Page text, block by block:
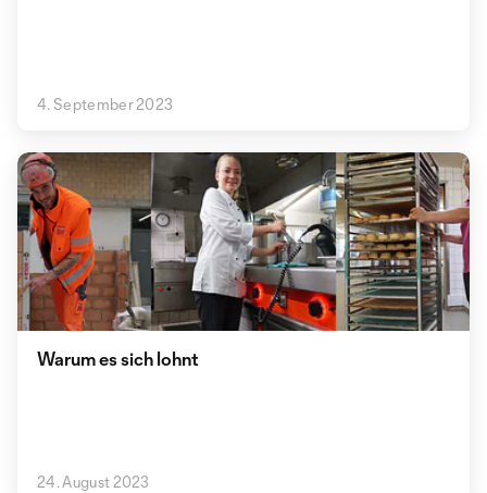
4. September 2023
Warum es sich lohnt
24. August 2023